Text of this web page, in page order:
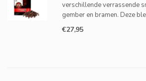
verschillende verrassende
gember en bramen. Deze
koffiebonen afkomstig uit
en Indonesië. De Koffie van
€27,95